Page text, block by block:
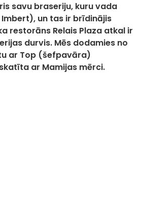
savu braseriju, kuru vada
un tas ir brīdinājis
restorāns Relais Plaza atkal ir
durvis. Mēs dodamies no
ar Top (šefpavāra)
ar Mamijas mērci.